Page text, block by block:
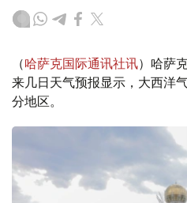
（哈萨克国际通讯社讯）哈萨
来几日天气预报显示，大西洋
分地区。